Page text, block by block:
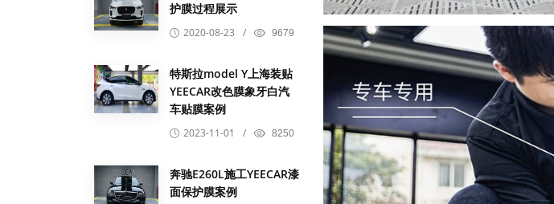
护膜过程展示
2020-08-23 / 9679
特斯拉model Y上海装贴
YEECAR改色膜象牙白汽
车贴膜案例
2023-11-01 / 8250
奔驰E260L施工YEECAR漆
面保护膜案例